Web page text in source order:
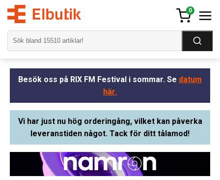
0
Besök oss på RIX FM Festival i sommar. Se datum
här.
Vi har just nu hög orderingång, vilket kan påverka
leveranstiden något. Tack för ditt tålamod!